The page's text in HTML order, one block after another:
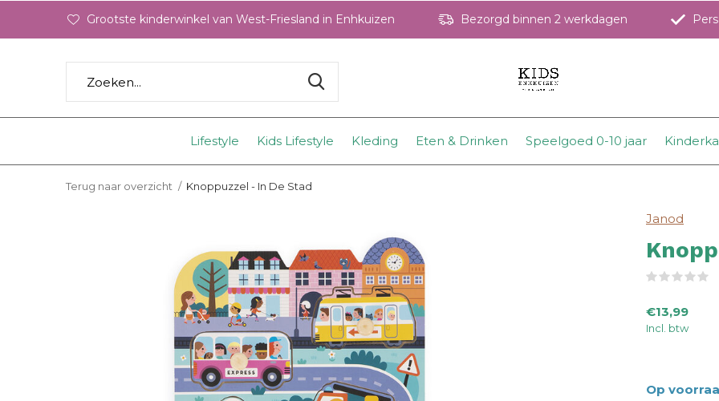
Lifestyle Kids Lifestyle Kleding Eten & Drinken Speelgoed 0-10 jaar
Grootste kinderwinkel van West-Friesland in Enhkuizen Bezorgd binnen 2 werkdagen
Terug naar overzicht Knoppuzzel - In De Stad
Janod
€13,99
Incl. btw
Op